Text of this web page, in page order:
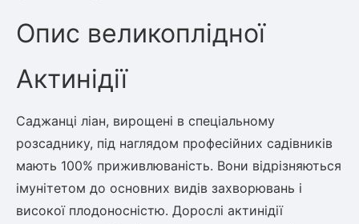
Опис великоплідної
Актинідії
Саджанці ліан, вирощені в спеціальному
розсаднику, під наглядом професійних садівників
мають 100% приживлюваність. Вони відрізняються
імунітетом до основних видів захворювань і
високої плодоносністю. Дорослі актинідії